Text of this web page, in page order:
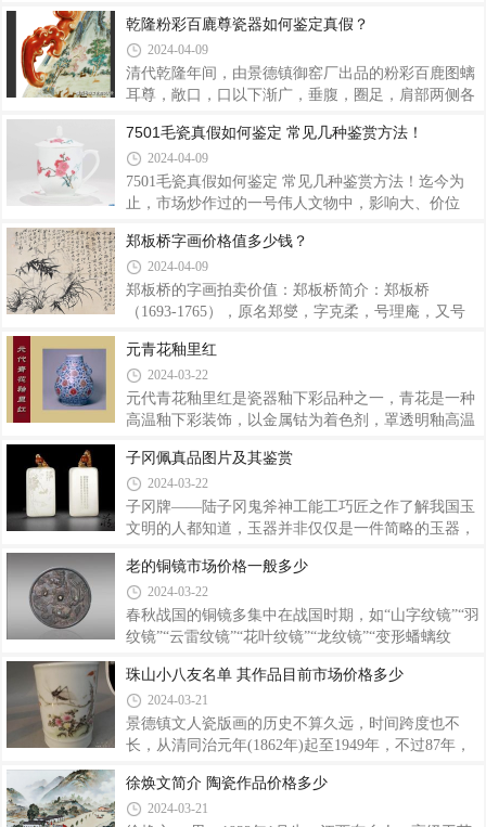
是釉上彩，基本上是没有气泡的，凡是釉下彩，一般
都是有气泡的。有气泡的瓷器：青花瓷、单色釉。没
有气泡的瓷器：粉彩、法郎彩、广彩等等。斗彩
其中，佳士得2020香港秋季拍卖创下逾24.5亿港元
（3.16亿美元）成交总额；保利拍卖系2017上半年总
成交额35.8亿元人民币。其中，北京保利2020年的十
五周年秋季拍卖会成交55亿元；中国嘉德2020年春拍
成交额过亿，3件书画作品成交价超亿元，13件拍品
打破成交纪录，5个专场获得“白手套”……盛夏7月，
春拍槌声未尽，夏拍接踵又至。本期信息时报《
乾隆粉彩百廘尊瓷器如何鉴定真假？
2024-04-09
清代乾隆年间，由景德镇御窑厂出品的粉彩百鹿图螭
耳尊，敞口，口以下渐广，垂腹，圈足，肩部两侧各
天古木、山峦叠嶂及瀑布溪流，岩上清泉奔泻，岩下
流水潺潺。苍松古朴有力，灵芝、花草点缀其间，整
体构图疏朗。画面中山石、树干以褚、黑等彩作画，
树叶多绿彩施绘，色彩浓重，苍松翠柏下群鹿或追
衬动，相互呼应，充满生机，自然逼真。整器绘工精
细流畅、色彩雍容大方，构图之巧妙与典雅之器型浑
然一体，寓言吉祥。底部落青花“大清乾隆年制
7501毛瓷真假如何鉴定 常见几种鉴赏方法！
2024-04-09
7501毛瓷真假如何鉴定 常见几种鉴赏方法！迄今为
止，市场炒作过的一号伟人文物中，影响大、价位
式版本，这才给民间传说有了想象的空间。1996年12
月14日，毛瓷在北京太平洋拍卖有限公司首次亮相，
68件主席用瓷瞬间拍卖一空，总成交870万元人民
币，平均每件12.2万元。“毛瓷”的珍贵开始为世人所
向一位中国收藏家购买300件毛主席用瓷，平均每件
15万元人民币，但最终还是遭到这位收藏家的拒绝。
7501 釉下红梅茶杯（杯盖、茶托） （一套）中国
郑板桥字画价格值多少钱？
2024-04-09
郑板桥的字画拍卖价值：郑板桥简介：郑板桥
（1693-1765），原名郑燮，字克柔，号理庵，又号
康熙 秀才， 雍正 十年举人， 乾隆 元年（1736年）
进士。官山东 范县 、 潍县 县令，政绩显著，后客居
扬州，以卖画为生，为“ 扬州八怪 ”重要代表人物。
郑板桥之以是对商人挑剔，除了他的性格，基础的缘
商”的排序，像郑板桥这样的文人心里是羞于从商、
羞于谈钱的。他与人谈钱伤的不是情绪，而是伤体
面。仕途不顺以及生计的压力使得郑板桥在罢官之
元青花釉里红
2024-03-22
元代青花釉里红是瓷器釉下彩品种之一，青花是一种
高温釉下彩装饰，以金属钴为着色剂，罩透明釉高温
装饰，以金属铜为呈色剂，装饰和烧成工艺和青花一
样。这种将青花、釉里红两色同施于一器的装饰方法
便称为青花釉里红。由于青花着色剂是钴，釉里红着
色剂是铜，二者性质不同，烧成温度以及对窑室气氛
色均恰到好处不是一件容易的事。釉里红的呈色因烧
成气氛的优劣而异，有的红的鲜艳，有的深沉发暗，
成紫红色，有的浅淡发黄，有的发黑，成为釉
子冈佩真品图片及其鉴赏
2024-03-22
子冈牌——陆子冈鬼斧神工能工巧匠之作了解我国玉
文明的人都知道，玉器并非仅仅是一件简略的玉器，
划，能够了解一个社会的文明层次，以及其时社会的
价值观。玉鸠杖首2体裁内容规划关于陆子冈的文献
记载很少，多以传说为主，但从只言片语和其著作中
能够分分出，陆子冈是极具文明涵养的一代制玉工
要体现在长方体的两个平面上，一面为山水画，人物
故事、吉利涵义的体裁等；另一面则是诗文和落款，
其规划理念以文人、文明、传统为要害点。所以
老的铜镜市场价格一般多少
2024-03-22
春秋战国的铜镜多集中在战国时期，如“山字纹镜”“羽
纹镜”“云雷纹镜”“花叶纹镜”“龙纹镜”“变形蟠螭纹
镜”等品类，春秋时期的铜镜不多见，除类似绳纹
的“龙纹镜”偶见外，其他品种很难见到。下面给大家
介绍几个比较有代表性的铜镜市场反应价位呈现出什
么价位。麒麟追凤纹铜镜专家评分：★★★★★饕餮
家评分：★★★★★铜镜收藏与投资也存在着盲从与
风险。市场中高烧不退的辽、金、元等时期铜镜，虽
珠山小八友名单 其作品目前市场价格多少
2024-03-21
景德镇文人瓷版画的历史不算久远，时间跨度也不
长，从清同治元年(1862年)起至1949年，不过87年，
年，却创造出一个景德镇瓷史上饶有意味的一段历
史。“道义相交信有因，珠山结社志图新。翎毛山水
徐焕文简介 陶瓷作品价格多少
2024-03-21